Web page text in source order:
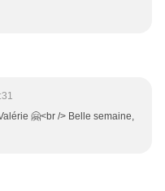
🤗<br /> Belle semaine,